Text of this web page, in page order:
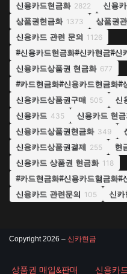
신용카드현금화 2822 신용
상품권현금화 1373 상품권
신용카드 관련 문의 1126
#신용카드현금화#신카현금#신
신용카드상품권 현금화 677
#카드현금화#신용카드현금화#
신용카드상품권구매 505 신
신용카드 435 신용카드 현
신용카드상품권현금화 349
신용카드상품권결제 255 현
신용카드 상품권 현금화 118
#카드현금화#신용카드혐금화#
신용카드 관련문의 105 신카
Copyright 2026 – 신카현금
상품권 매입&판매 신용카